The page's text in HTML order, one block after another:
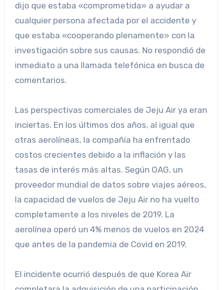
dijo que estaba «comprometida» a ayudar a
cualquier persona afectada por el accidente y
que estaba «cooperando plenamente» con la
investigación sobre sus causas. No respondió de
inmediato a una llamada telefónica en busca de
comentarios.
Las perspectivas comerciales de Jeju Air ya eran
inciertas. En los últimos dos años, al igual que
otras aerolíneas, la compañía ha enfrentado
costos crecientes debido a la inflación y las
tasas de interés más altas. Según OAG, un
proveedor mundial de datos sobre viajes aéreos,
la capacidad de vuelos de Jeju Air no ha vuelto
completamente a los niveles de 2019. La
aerolínea operó un 4% menos de vuelos en 2024
que antes de la pandemia de Covid en 2019.
El incidente ocurrió después de que Korea Air